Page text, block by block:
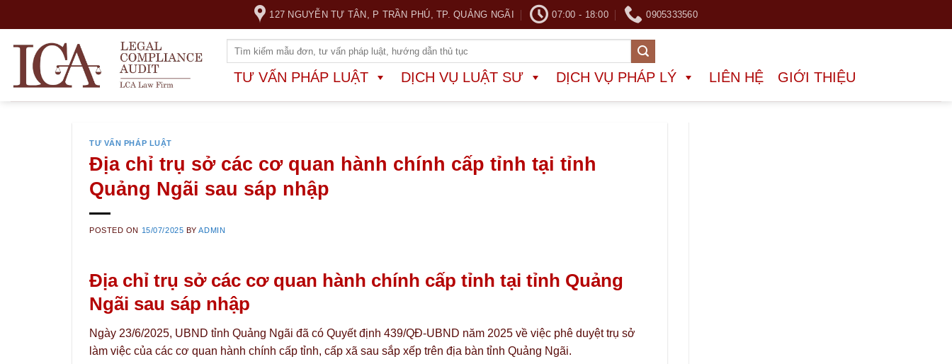
content
127 NGUYỄN TỰ TÂN, P TRẦN PHÚ, TP. QUẢNG NGÃI 07:00 - 18:00 0905333560
TƯ VẤN PHÁP LUẬT DỊCH VỤ LUẬT SƯ DỊCH VỤ PHÁP LÝ LIÊN HỆ GIỚI THIỆU
TƯ VẤN PHÁP LUẬT
Địa chỉ trụ sở các cơ quan hành chính cấp tỉnh tại tỉnh
Quảng Ngãi sau sáp nhập
POSTED ON 15/07/2025 BYADMIN
Địa chỉ trụ sở các cơ quan hành chính cấp tỉnh tại tỉnh Quảng
Ngãi sau sáp nhập
Ngày 23/6/2025, UBND tỉnh Quảng Ngãi đã có Quyết định 439/QĐ-UBND năm 2025 về việc phê duyệt trụ sở
làm việc của các cơ quan hành chính cấp tỉnh, cấp xã sau sắp xếp trên địa bàn tỉnh Quảng Ngãi.